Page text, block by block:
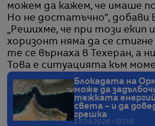
можем да кажем, че имаше
Но не достатъчно“, добави
„Решихме, че при този екип
хоризонт няма да се стигне
те се върнаха в Техеран, а
Това е ситуацията към
Блокадата на
може да
тежката
света – и да
грешка
13.04.2026 / 07:16